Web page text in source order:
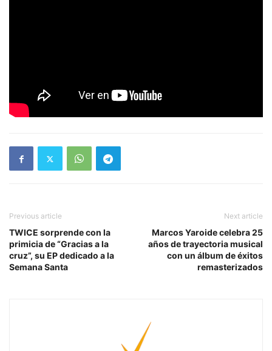
Previous article
TWICE sorprende con la
primicia de “Gracias a la
cruz”, su EP dedicado a la
Semana Santa
Next article
Marcos Yaroide celebra 25
años de trayectoria musical
con un álbum de éxitos
remasterizados